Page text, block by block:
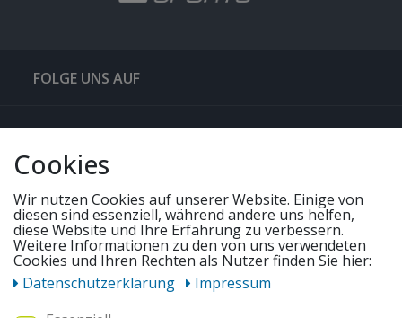
FOLGE UNS AUF
QUICKLINKS & TIPPS
UNSERE ANGEBOTE
Cookies
Wir nutzen Cookies auf unserer Website. Einige von
diesen sind essenziell, während andere uns helfen,
diese Website und Ihre Erfahrung zu verbessern.
Weitere Informationen zu den von uns verwendeten
Cookies und Ihren Rechten als Nutzer finden Sie hier:
Daten­schutz­erklärung
Impressum